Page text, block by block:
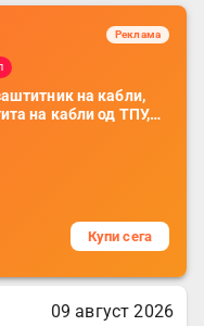
Реклама
на кабли,
на кабли од ТПУ,
на кабли, без
телефони, комплет
Купи сега
09 август 2026